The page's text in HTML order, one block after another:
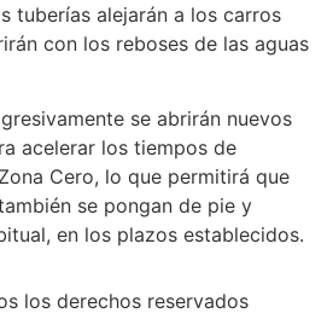
tuberías alejarán a los carros
con los reboses de las aguas
se abrirán nuevos
acelerar los tiempos de
Cero, lo que permitirá que
se pongan de pie y
en los plazos establecidos.
los derechos reservados